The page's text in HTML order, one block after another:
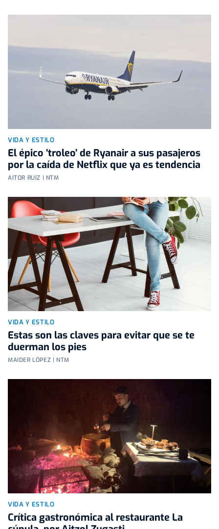
VIDA Y ESTILO
El épico ‘troleo’ de Ryanair a sus pasajeros
por la caída de Netflix que ya es tendencia
AITOR RUIZ | NTM
VIDA Y ESTILO
Estas son las claves para evitar que se te
duerman los pies
MAIDER LÓPEZ | NTM
VIDA Y ESTILO
Crítica gastronómica al restaurante La